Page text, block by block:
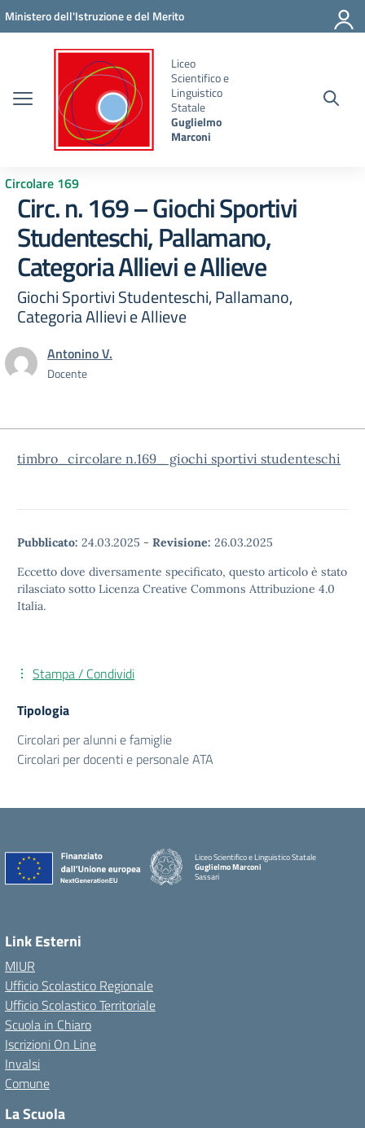
Vai ai contenuti
Vai al menu di navigazione
Vai al footer
Ministero dell'Istruzione e del Merito
Liceo
Scientifico e
Linguistico
Statale
Guglielmo
Marconi
Circolare 169
Circ. n. 169 – Giochi Sportivi
Studenteschi, Pallamano,
Categoria Allievi e Allieve
Giochi Sportivi Studenteschi, Pallamano,
Categoria Allievi e Allieve
Antonino V.
Docente
timbro_circolare n.169_ giochi sportivi studenteschi
Pubblicato: 24.03.2025 - Revisione: 26.03.2025
Eccetto dove diversamente specificato, questo articolo è stato
rilasciato sotto Licenza Creative Commons Attribuzione 4.0
Italia.
Stampa / Condividi
Tipologia
Circolari per alunni e famiglie
Circolari per docenti e personale ATA
Liceo Scientifico e Linguistico Statale
Guglielmo Marconi
Sassari
Link Esterni
MIUR
Ufficio Scolastico Regionale
Ufficio Scolastico Territoriale
Scuola in Chiaro
Iscrizioni On Line
Invalsi
Comune
La Scuola